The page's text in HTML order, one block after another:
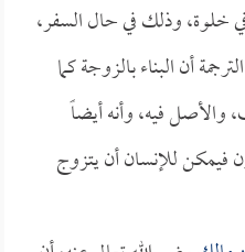
خلوة، وذلك في حال السفر،
أن البناء بالزوجة كما
والأصل فيه، وأنه أيضاً
فيمكن للإنسان أن يتزوج